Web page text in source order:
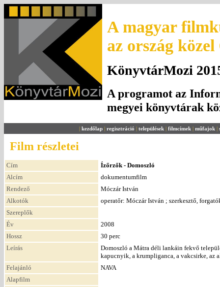
A magyar
az ország
KönyvtárMozi
A programot az
megyei könyvtárak
| kezdőlap | regisztráció | települések | filmcímek | műfajok |
Film részletei
Cím
Ízőrzők - Domoszló
Alcím
dokumentumfilm
Rendező
Móczár István
Alkotók
operatőr: Móczár István ; szerkesztő,
Szereplők
Év
2008
Hossz
30 perc
Leírás
Domoszló a Mátra déli lankáin fekvő
kapucnyik, a krumpliganca, a vakcsirke, az
Felajánló
NAVA
Alapfilm